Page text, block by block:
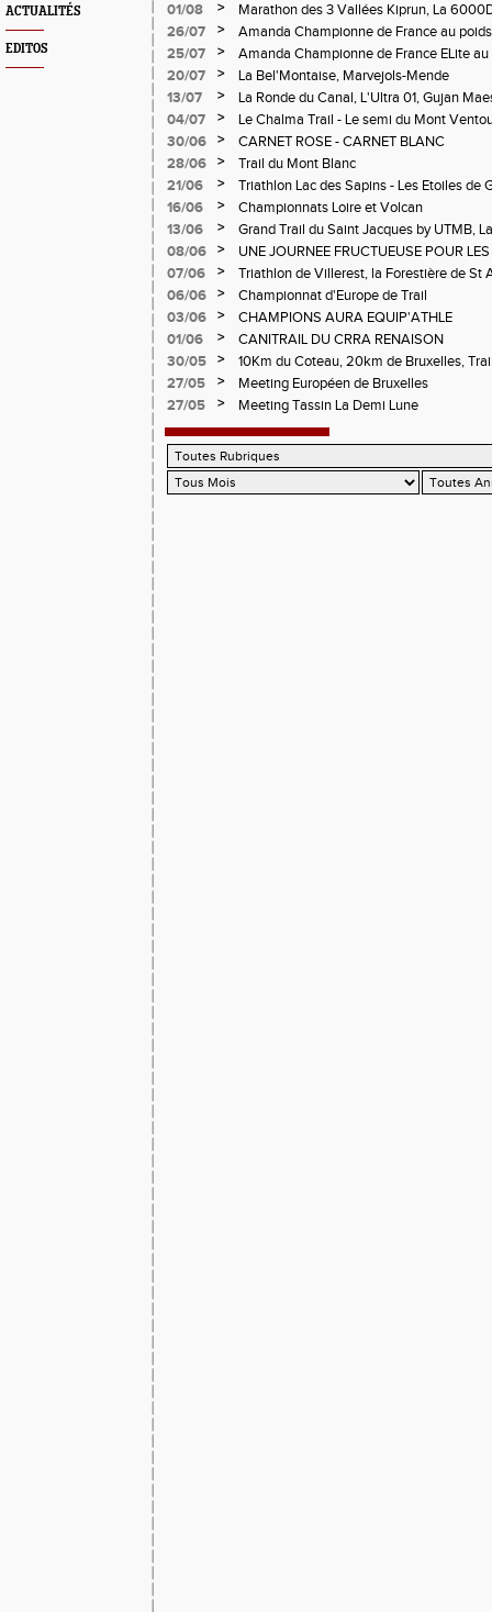
ACTUALITÉS
EDITOS
01/08
>
Marathon des 3 Vallées Kiprun, La
Verticale d'Orcières, St Augustin
26/07 >
Amanda Championne de France au poids
25/07
>
Amanda Championne de France ELite
20/07
>
La Bel'Montaise, Marvejols-Mende
13/07
>
La Ronde du Canal, L'Ultra 01, Gujan
04/07
>
Le Chalma Trail - Le semi du Mont
Cublize - Les Passerelles de Monteynard
Pralognon La Vanoise
30/06 >
CARNET ROSE - CARNET BLANC
28/06
>
Trail du Mont Blanc
21/06
>
Triathlon Lac des Sapins - Les Etoiles de
16/06
>
Championnats Loire et Volcan
13/06
>
Grand Trail du Saint Jacques by UTMB,
d'Andrézieux-Bouthéon
08/06 >
UNE JOURNEE FRUCTUEUSE POUR
CHAMPIONNATS DE LA LOIRE A
07/06 >
Triathlon de Villerest, la Forestière de St
Circuit de la Sure, Tour du Pays Roannais
06/06 >
Championnat d'Europe de Trail
03/06
>
CHAMPIONS AURA EQUIP'ATHLE
01/06
>
CANITRAIL DU CRRA RENAISON
30/05
>
10Km du Coteau, 20km de Bruxelles,
Pilatrail
27/05 >
Meeting Européen de Bruxelles
27/05
> Meeting Tassin La Demi Lune